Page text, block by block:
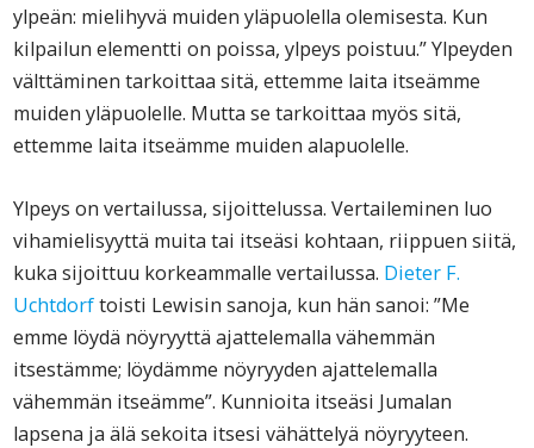
ylpeän: mielihyvä muiden yläpuolella olemisesta. Kun
kilpailun elementti on poissa, ylpeys poistuu.” Ylpeyden
välttäminen tarkoittaa sitä, ettemme laita itseämme
muiden yläpuolelle. Mutta se tarkoittaa myös sitä,
ettemme laita itseämme muiden alapuolelle.
Ylpeys on vertailussa, sijoittelussa. Vertaileminen luo
vihamielisyyttä muita tai itseäsi kohtaan, riippuen siitä,
kuka sijoittuu korkeammalle vertailussa. Dieter F.
Uchtdorftoisti Lewisin sanoja, kun hän sanoi: ”Me
emme löydä nöyryyttä ajattelemalla vähemmän
itsestämme; löydämme nöyryyden ajattelemalla
vähemmän itseämme”. Kunnioita itseäsi Jumalan
lapsena ja älä sekoita itsesi vähättelyä nöyryyteen.